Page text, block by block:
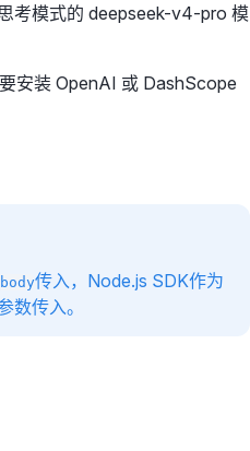
考模式的 deepseek-v4-pro 模
安装 OpenAI 或 DashScope
传入，Node.js SDK作为
数传入。